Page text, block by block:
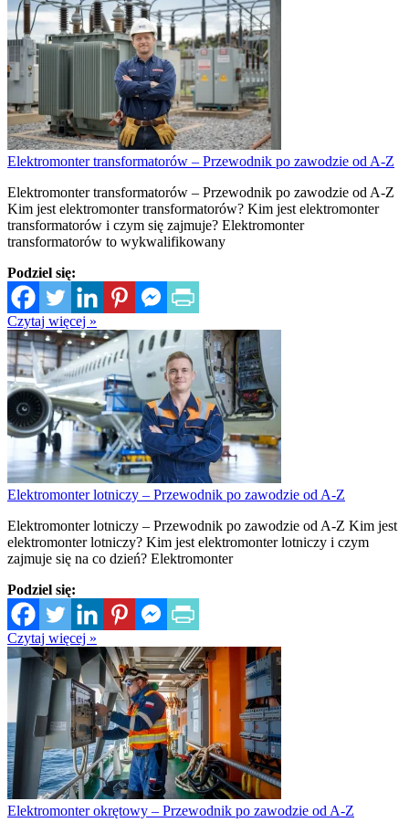
Elektromonter transformatorów – Przewodnik po zawodzie od A-Z
Elektromonter transformatorów – Przewodnik po zawodzie od A-Z
Kim jest elektromonter transformatorów? Kim jest elektromonter
transformatorów i czym się zajmuje? Elektromonter
transformatorów to wykwalifikowany
Podziel się:
Czytaj więcej »
Elektromonter lotniczy – Przewodnik po zawodzie od A-Z
Elektromonter lotniczy – Przewodnik po zawodzie od A-Z Kim jest
elektromonter lotniczy? Kim jest elektromonter lotniczy i czym
zajmuje się na co dzień? Elektromonter
Podziel się:
Czytaj więcej »
Elektromonter okrętowy – Przewodnik po zawodzie od A-Z